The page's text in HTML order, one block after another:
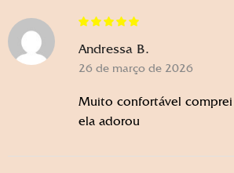
Andressa B.
26 de março de 2026
Muito confortável comprei
ela adorou